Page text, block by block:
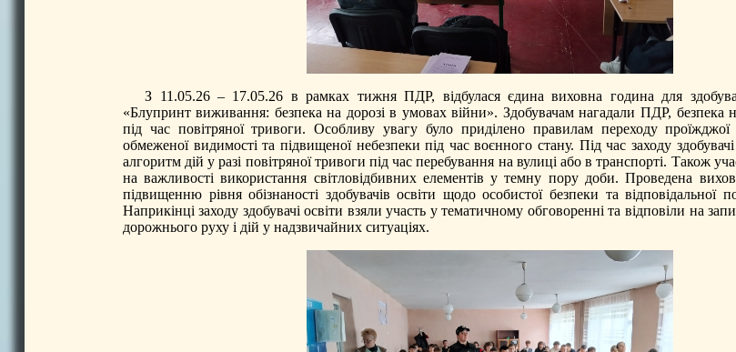
З 11.05.26 – 17.05.26 в рамках тижня ПДР, відбулася єдина виховна година для
«Блупринт виживання: безпека на дорозі в умовах війни». Здобувачам нагадали ПДР, безпека
під час повітряної тривоги. Особливу увагу було приділено правилам переходу
обмеженої видимості та підвищеної небезпеки під час воєнного стану. Під час заходу
алгоритм дій у разі повітряної тривоги під час перебування на вулиці або в транспорті. Також
на важливості використання світловідбивних елементів у темну пору доби. Проведена
підвищенню рівня обізнаності здобувачів освіти щодо особистої безпеки та відповідальної
Наприкінці заходу здобувачі освіти взяли участь у тематичному обговоренні та відповіли на
дорожнього руху і дій у надзвичайних ситуаціях.